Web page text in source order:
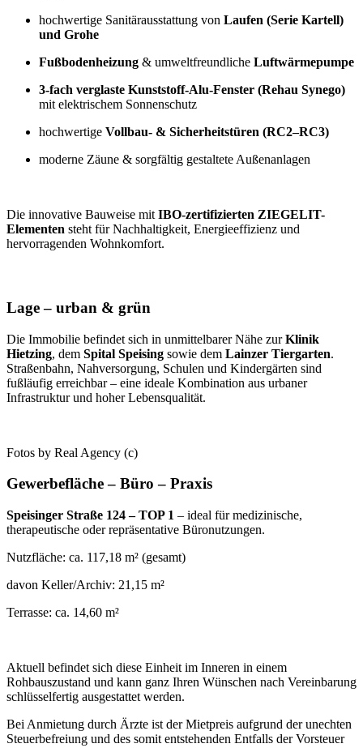
hochwertige Sanitärausstattung von Laufen (Serie Kartell)
und Grohe
Fußbodenheizung & umweltfreundliche Luftwärmepumpe
3-fach verglaste Kunststoff-Alu-Fenster (Rehau Synego)
mit elektrischem Sonnenschutz
hochwertige Vollbau- & Sicherheitstüren (RC2–RC3)
moderne Zäune & sorgfältig gestaltete Außenanlagen
Die innovative Bauweise mit IBO-zertifizierten ZIEGELIT-
Elementen steht für Nachhaltigkeit, Energieeffizienz und
hervorragenden Wohnkomfort.
Lage – urban & grün
Die Immobilie befindet sich in unmittelbarer Nähe zurKlinik
Hietzing, dem Spital Speising sowie dem Lainzer Tiergarten.
Straßenbahn, Nahversorgung, Schulen und Kindergärten sind
fußläufig erreichbar – eine ideale Kombination aus urbaner
Infrastruktur und hoher Lebensqualität.
Fotos by Real Agency (c)
Gewerbefläche – Büro – Praxis
Speisinger Straße 124 – TOP 1 – ideal für medizinische,
therapeutische oder repräsentative Büro­nutzungen.
Nutzfläche: ca. 117,18 m² (gesamt)
davon Keller/Archiv: 21,15 m²
Terrasse: ca. 14,60 m²
Aktuell befindet sich diese Einheit im Inneren in einem
Rohbauszustand und kann ganz Ihren Wünschen nach Vereinbarung
schlüsselfertig ausgestattet werden.
Bei Anmietung durch Ärzte ist der Mietpreis aufgrund der unechten
Steuerbefreiung und des somit entstehenden Entfalls der Vorsteuer